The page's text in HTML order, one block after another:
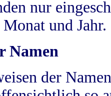
nur
und Jahr.
Namen
der